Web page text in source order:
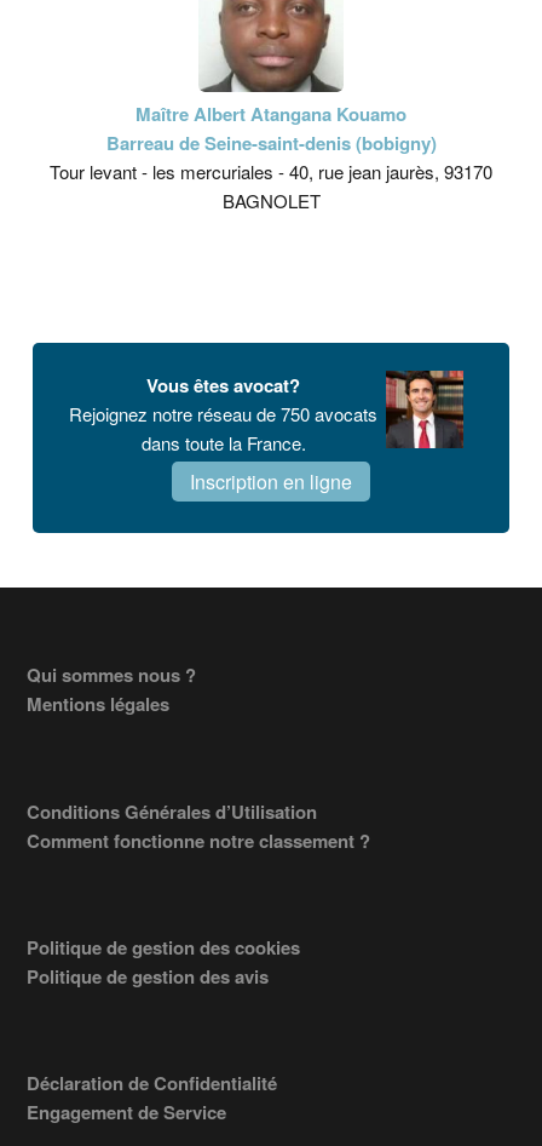
Maître Albert Atangana Kouamo
Barreau de Seine-saint-denis (bobigny)
Tour levant - les mercuriales - 40, rue jean jaurès, 93170
BAGNOLET
Vous êtes avocat?
Rejoignez notre réseau de 750 avocats
dans toute la France.
Inscription en ligne
Footer
Qui sommes nous ?
Mentions légales
Conditions Générales d’Utilisation
Comment fonctionne notre classement ?
Politique de gestion des cookies
Politique de gestion des avis
Déclaration de Confidentialité
Engagement de Service